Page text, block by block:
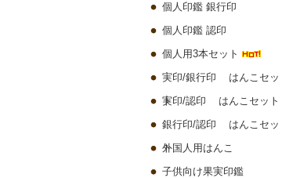
個人印鑑 銀行印
個人印鑑 認印
個人用3本セット
実印/銀行印 はんこセッ
ト
実印/認印 はんこセット
銀行印/認印 はんこセッ
ト
外国人用はんこ
子供向け果実印鑑
琥珀樹脂印鑑 ケース付き【一日10本限定】
4,500 円